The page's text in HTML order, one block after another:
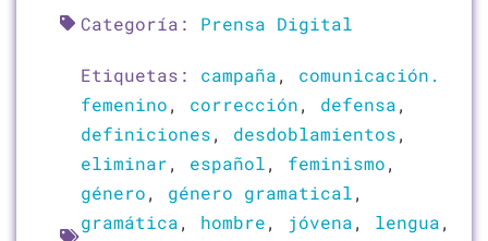
Categoría: Prensa Digital
Etiquetas: campaña, comunicación.
femenino, corrección, defensa,
definiciones, desdoblamientos,
eliminar, español, feminismo,
género, género gramatical,
gramática, hombre, jóvena, lengua,